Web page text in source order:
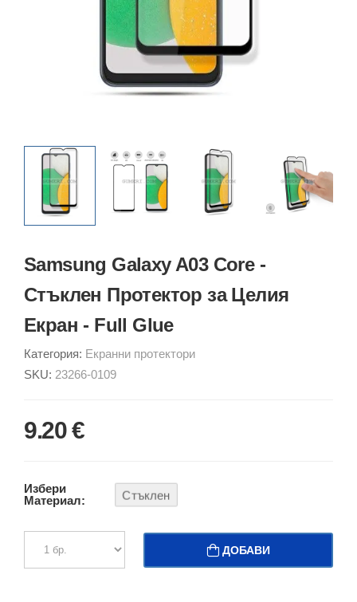
Samsung Galaxy A03 Core -
Стъклен Протектор за Целия
Екран - Full Glue
Категория: Екранни протектори
SKU: 23266-0109
9.20 €
Избери
Материал:
Стъклен
ДОБАВИ